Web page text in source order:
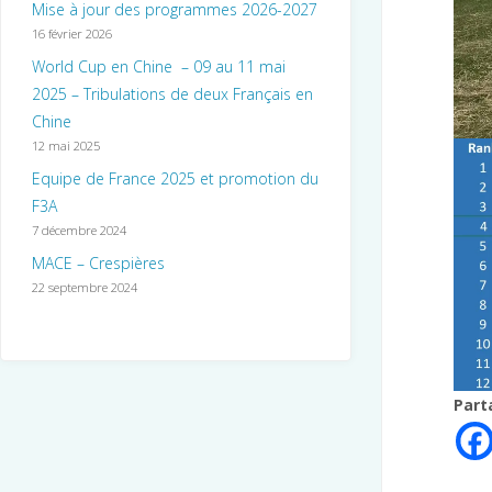
Mise à jour des programmes 2026-2027
16 février 2026
World Cup en Chine – 09 au 11 mai
2025 – Tribulations de deux Français en
Chine
12 mai 2025
Equipe de France 2025 et promotion du
F3A
7 décembre 2024
MACE – Crespières
22 septembre 2024